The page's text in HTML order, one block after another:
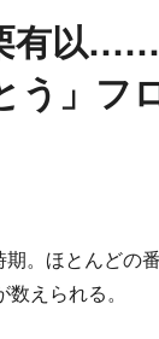
有以
」フ
。ほとんどの
えられる。